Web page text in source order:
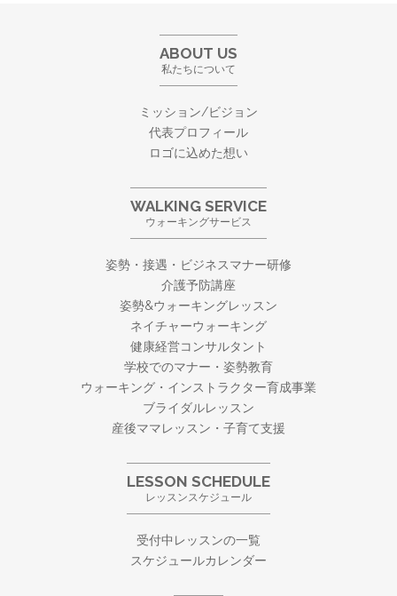
ABOUT US
私たちについて
ミッション/ビジョン
代表プロフィール
ロゴに込めた想い
WALKING SERVICE
ウォーキングサービス
姿勢・接遇・ビジネスマナー研修
介護予防講座
姿勢&ウォーキングレッスン
ネイチャーウォーキング
健康経営コンサルタント
学校でのマナー・姿勢教育
ウォーキング・ インストラクター育成事業
ブライダルレッスン
産後ママレッスン・子育て支援
LESSON SCHEDULE
レッスンスケジュール
受付中レッスンの一覧
スケジュールカレンダー